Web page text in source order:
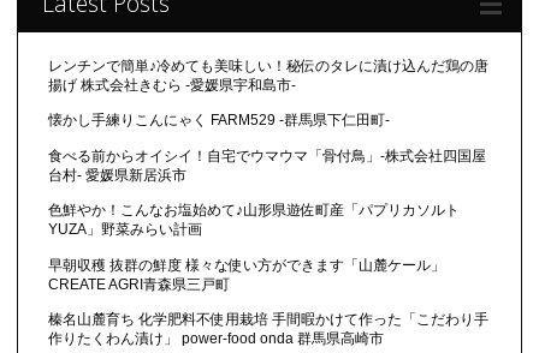
レンチンで簡単♪冷めても美味しい！秘伝のタレに漬け込んだ鶏の唐
揚げ 株式会社きむら -愛媛県宇和島市-
懐かし手練りこんにゃく FARM529 -群馬県下仁田町-
食べる前からオイシイ！自宅でウマウマ「骨付鳥」-株式会社四国屋
台村- 愛媛県新居浜市
色鮮やか！こんなお塩始めて♪山形県遊佐町産「パプリカソルト
YUZA」野菜みらい計画
早朝収穫 抜群の鮮度 様々な使い方ができます「山麓ケール」
CREATE AGRI青森県三戸町
榛名山麓育ち 化学肥料不使用栽培 手間暇かけて作った「こだわり手
作りたくわん漬け」 power-food onda 群馬県高崎市